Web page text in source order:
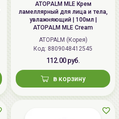
ATOPALM MLE Крем
ламеллярный для лица и тела,
увлажняющий | 100мл |
ATOPALM MLE Cream
ATOPALM (Корея)
Код: 8809048412545
112.00 руб.
в корзину